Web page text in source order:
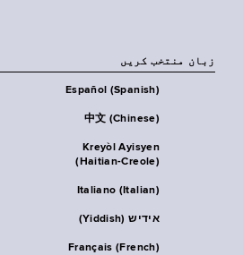
زبان منتخب کریں
Español (Spanish)
中文 (Chinese)
Kreyòl Ayisyen
(Haitian-Creole)
Italiano (Italian)
אידיש (Yiddish)
Français (French)